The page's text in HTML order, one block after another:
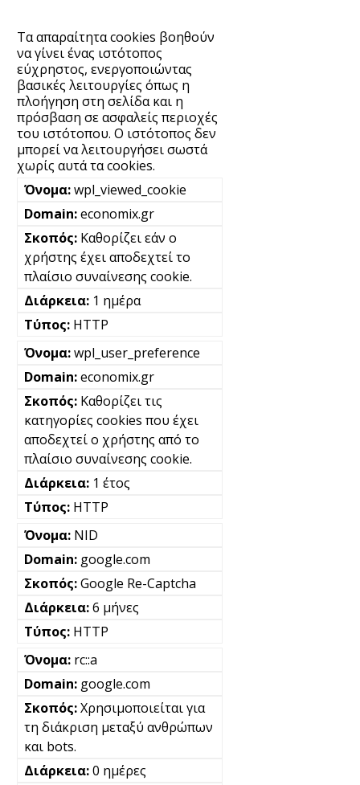
Τα απαραίτητα cookies βοηθούν
να γίνει ένας ιστότοπος
εύχρηστος, ενεργοποιώντας
βασικές λειτουργίες όπως η
πλοήγηση στη σελίδα και η
πρόσβαση σε ασφαλείς περιοχές
του ιστότοπου. Ο ιστότοπος δεν
μπορεί να λειτουργήσει σωστά
χωρίς αυτά τα cookies.
wpl_viewed_cookie
economix.gr
Καθορίζει εάν ο
χρήστης έχει αποδεχτεί το
πλαίσιο συναίνεσης cookie.
1 ημέρα
HTTP
wpl_user_preference
economix.gr
Καθορίζει τις
κατηγορίες cookies που έχει
αποδεχτεί ο χρήστης από το
πλαίσιο συναίνεσης cookie.
1 έτος
HTTP
NID
google.com
Google Re-Captcha
6 μήνες
HTTP
rc::a
google.com
Χρησιμοποιείται για
τη διάκριση μεταξύ ανθρώπων
και bots.
0 ημέρες